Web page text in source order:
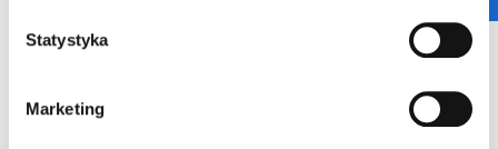
Statystyka
Marketing
Przypisane dodatki: